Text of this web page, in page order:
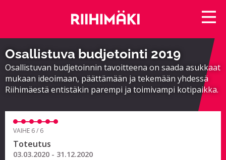
Osallistuva budjetointi 2019
Osallistuvan budjetoinnin tavoitteena on saada asukkaat
mukaan ideoimaan, päättämään ja tekemään yhdessä
Riihimäestä entistäkin parempi ja toimivampi kotipaikka.
VAIHE 6 / 6
Toteutus
03.03.2020 - 31.12.2020